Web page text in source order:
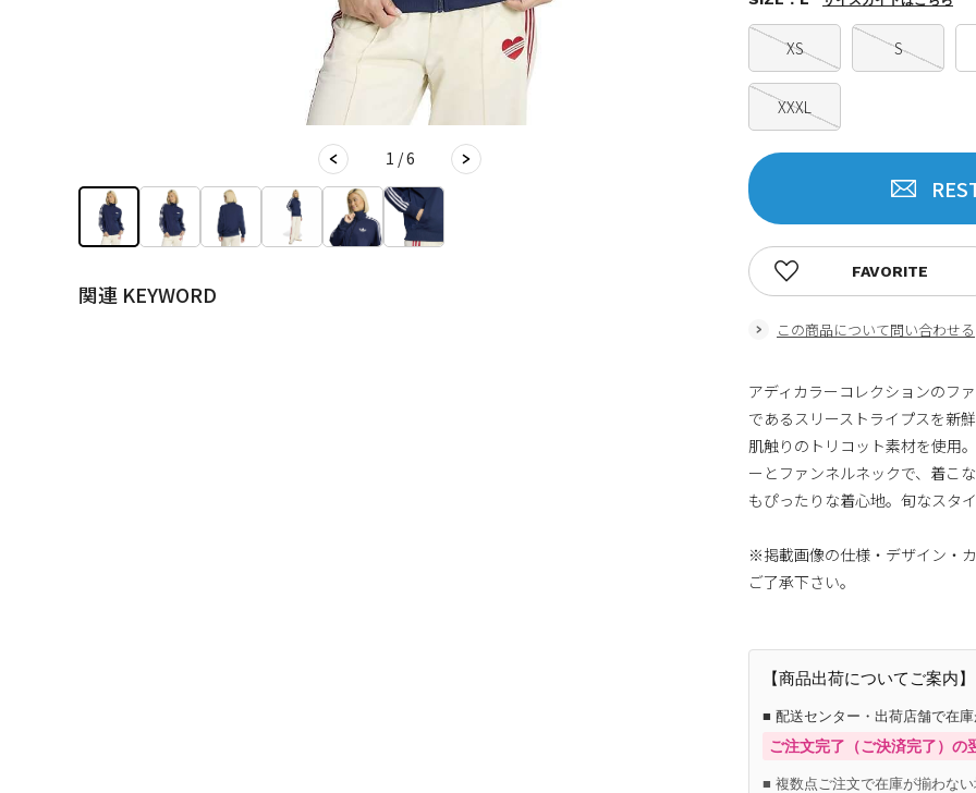
1 / 6
関連 KEYWORD
XS S
XXXL
この商品について問い合わせる
FAVORITE
アディカラーコレクションのフ
であるスリーストライプスを新
肌触りのトリコット素材を使用
ーとファンネルネックで、着こ
もぴったりな着心地。旬なスタ
※掲載画像の仕様・デザイン・
ご了承下さい。
【商品出荷についてご案内】
■ 配送センター・出荷店舗で在
ご注文完了（ご決済完了）の
■ 複数点ご注文で在庫が揃わない